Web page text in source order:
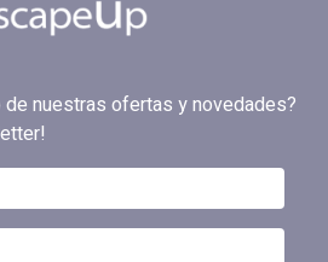
nuestras ofertas y novedades?